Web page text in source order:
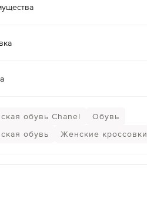
обувь Chanel
Обувь
обувь
Женские кроссовки